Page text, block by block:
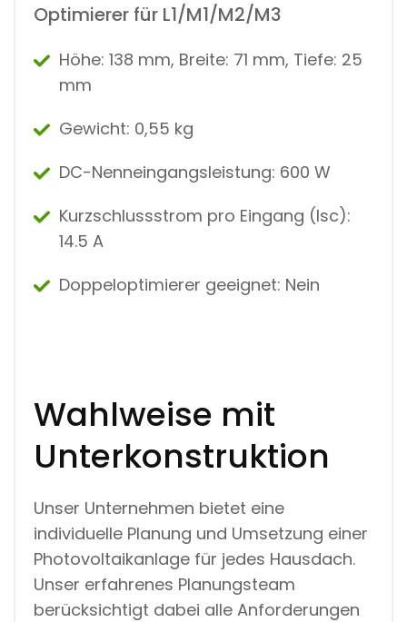
Optimierer für L1/M1/M2/M3
Höhe: 138 mm, Breite: 71 mm, Tiefe: 25
mm
Gewicht: 0,55 kg
DC-Nenneingangsleistung: 600 W
Kurzschlussstrom pro Eingang (Isc):
14.5 A
Doppeloptimierer geeignet: Nein
Wahlweise mit
Unterkonstruktion
Unser Unternehmen bietet eine
individuelle Planung und Umsetzung einer
Photovoltaikanlage für jedes Hausdach.
Unser erfahrenes Planungsteam
berücksichtigt dabei alle Anforderungen